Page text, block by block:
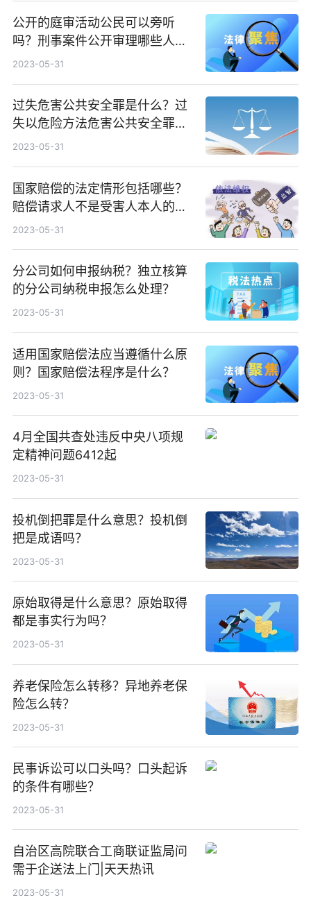
公开的庭审活动公民可以旁听
吗？刑事案件公开审理哪些人员
不得旁听？
2023-05-31
过失危害公共安全罪是什么？过
失以危险方法危害公共安全罪的
构成要件
2023-05-31
国家赔偿的法定情形包括哪些？
赔偿请求人不是受害人本人的怎
么办？
2023-05-31
分公司如何申报纳税？独立核算
的分公司纳税申报怎么处理？
2023-05-31
适用国家赔偿法应当遵循什么原
则？国家赔偿法程序是什么？
2023-05-31
4月全国共查处违反中央八项规
定精神问题6412起
2023-05-31
投机倒把罪是什么意思？投机倒
把是成语吗？
2023-05-31
原始取得是什么意思？原始取得
都是事实行为吗？
2023-05-31
养老保险怎么转移？异地养老保
险怎么转？
2023-05-31
民事诉讼可以口头吗？口头起诉
的条件有哪些？
2023-05-31
自治区高院联合工商联证监局问
需于企送法上门|天天热讯
2023-05-31